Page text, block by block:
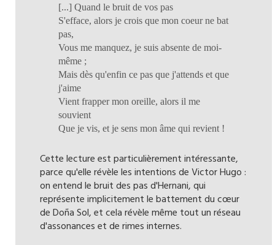
[...] Quand le bruit de vos pas
S'efface, alors je crois que mon coeur ne bat
pas,
Vous me manquez, je suis absente de moi-
même ;
Mais dès qu'enfin ce pas que j'attends et que
j'aime
Vient frapper mon oreille, alors il me
souvient
Que je vis, et je sens mon âme qui revient !
Cette lecture est particulièrement intéressante,
parce qu'elle révèle les intentions de Victor Hugo :
on entend le bruit des pas d'Hernani, qui
représente implicitement le battement du cœur
de Doña Sol, et cela révèle même tout un réseau
d'assonances et de rimes internes.